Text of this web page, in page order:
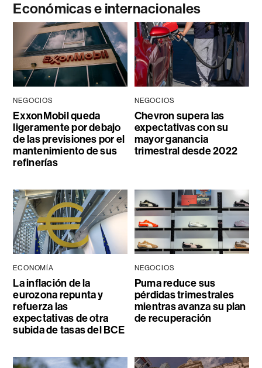
Económicas e internacionales
NEGOCIOS
ExxonMobil queda
ligeramente por debajo
de las previsiones por el
mantenimiento de sus
refinerías
NEGOCIOS
Chevron supera las
expectativas con su
mayor ganancia
trimestral desde 2022
ECONOMÍA
La inflación de la
eurozona repunta y
refuerza las
expectativas de otra
subida de tasas del BCE
NEGOCIOS
Puma reduce sus
pérdidas trimestrales
mientras avanza su plan
de recuperación